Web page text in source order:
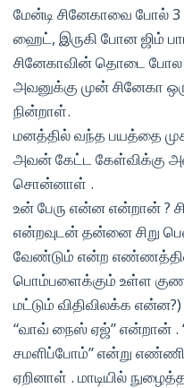
மேன்டி சினேகாவை போல்
ஹைட், இருகி போன ஜிம்
சினேகாவின் தொடை போல
அவனுக்கு முன் சினேகா
நின்றாள்.
மனத்தில் வந்த பயத்தை
அவன் கேட்ட கேள்விக்கு
சொன்னாள் .
உன் பேரு என்ன என்றான் ?
என்றவுடன் தன்னை சிறு
வேண்டும் என்ற
பொம்பளைக்கும் உள்ள
மட்டும் விதிவிலக்க என்ன?)
“வாவ் நைஸ் ஏஜ்” என்றான் .
சமளிப்போம்” என்று எண்ணி
ஏறினாள் . மாடியில்